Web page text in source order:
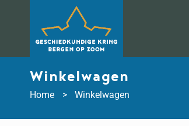
Winkelwagen
Home Winkelwagen